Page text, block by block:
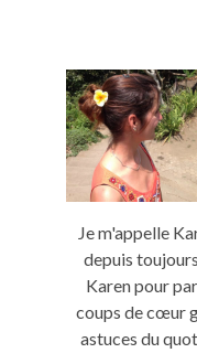
Je m'appelle
depuis
Karen pour
coups de cœur
astuces du